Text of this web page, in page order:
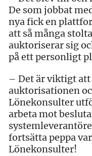
De som jobbat
nya fick en
att så många
auktoriserar sig
på ett personligt
– Det är viktigt
auktorisationen
Lönekonsulter
arbeta mot
fortsätta peppa
Lönekonsulter!